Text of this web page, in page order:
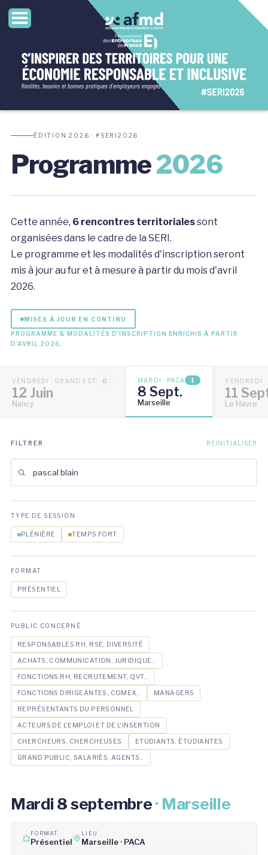
ÉDITION 2026 · #SERI2026
Programme2026
Cette année, 6 rencontres territorialessont
organisées dans le cadre de la SERI.
Le programme et les modalités d'inscription seront
mis à jour au fur et à mesure à partir du mois d'avril
2026.
MISES À JOUR EN CONTINU
PROGRAMME & MODALITÉS D'INSCRIPTION ENRICHIS À PARTIR
D'AVRIL 2026.
VENDREDI · GRAND EST 0
12 Juin
Nancy
MARDI · PACA 1
8 Sept.
Marseille
VENDREDI
11
Le Havre
FILTRER RÉINITIALISER
TYPE DE SESSION
PLÉNIÈRE TEMPS FORT
FORMAT
PRÉSENTIEL
PUBLIC CONCERNÉ
RESPONSABLES RH, RSE, DIVERSITÉ
ACHATS, COMMUNICATION, JURIDIQUE...
FONCTIONS RH, RECRUTEMENT, QVT...
FONCTIONS DIRIGEANTES, COMEX... MANAGERS
REPRÉSENTANTS DU PERSONNEL
ACTEURS DE L'EMPLOI ET DE L'INSERTION
CHERCHEURS, CHERCHEUSES ETUDIANTS, ÉTUDIANTES
GRAND PUBLIC, SALARIÉS, AGENTS...
Mardi 8 septembre· Marseille
FORMAT
Présentiel
LIEU
Marseille · PACA